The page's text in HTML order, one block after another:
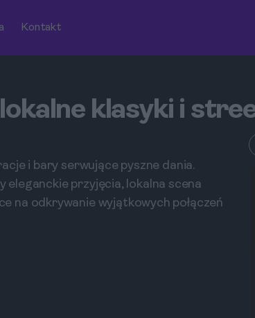
Kontakt
klasyki i
i bary serwujące pyszne dania.
eleganckie przyjęcia, lokalna scena
na odkrywanie wyjątkowych połączeń